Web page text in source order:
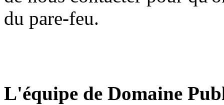
du pare-feu.
L'équipe de Domaine